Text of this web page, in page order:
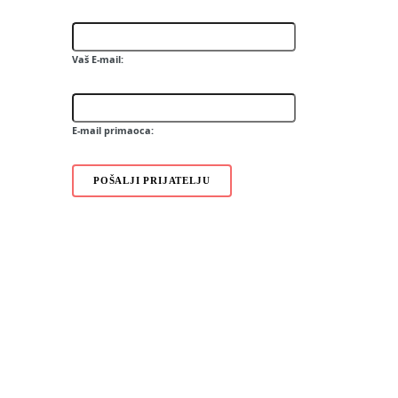
S302i
F305
G502
Vaš E-mail:
E-mail primaoca:
POŠALJI PRIJATELJU